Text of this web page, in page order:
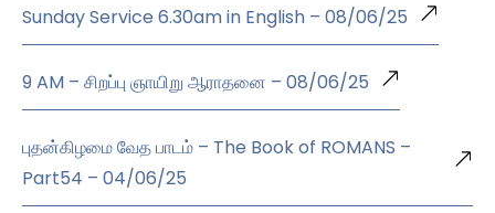
Sunday Service 6.30am in English – 08/06/25
9 AM – சிறப்பு ஞாயிறு ஆராதனை – 08/06/25
புதன்கிழமை வேத பாடம் – The Book of ROMANS –
Part54 – 04/06/25